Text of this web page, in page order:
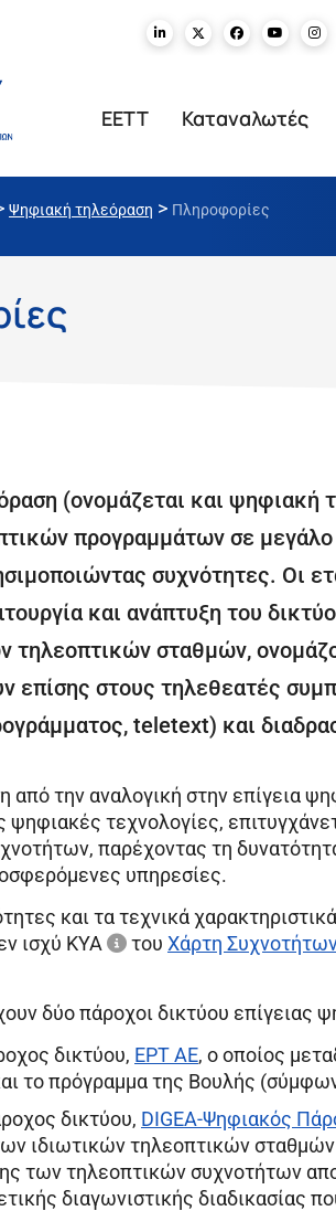
ΕΕΤΤ Καταναλωτές
Ψηφιακή τηλεόραση > Πληροφορίες
(ονομάζεται και ψηφιακή
προγραμμάτων σε
συχνότητες. Οι
και ανάπτυξη του
τηλεοπτικών σταθμών,
επίσης στους τηλεθεατές
teletext) και
από την αναλογική στην επίγεια
τεχνολογίες,
παρέχοντας τη
υπηρεσίες.
και τα τεχνικά
ισχύ ΚΥΑ του Χάρτη
δύο πάροχοι δικτύου επίγειας
δικτύου, ΕΡΤ ΑΕ, ο οποίος
το πρόγραμμα της Βουλής
δικτύου, DIGEA-Ψηφιακός
ιδιωτικών τηλεοπτικών
των τηλεοπτικών συχνοτήτων
διαγωνιστικής διαδικασίας